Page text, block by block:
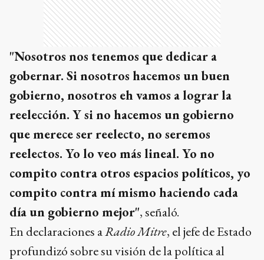
"Nosotros nos tenemos que dedicar a
gobernar. Si nosotros hacemos un buen
gobierno, nosotros eh vamos a lograr la
reelección. Y si no hacemos un gobierno
que merece ser reelecto, no seremos
reelectos. Yo lo veo más lineal. Yo no
compito contra otros espacios políticos, yo
compito contra mí mismo haciendo cada
día un gobierno mejor", señaló.
En declaraciones aRadio Mitre, el jefe de Estado
profundizó sobre su visión de la política al